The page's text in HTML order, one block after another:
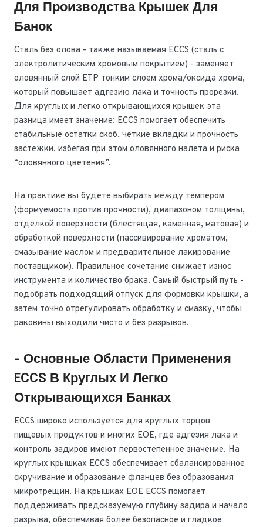
Для Производства Крышек Для
Банок
Сталь без олова - также называемая ECCS (сталь с
электролитическим хромовым покрытием) - заменяет
оловянный слой ETP тонким слоем хрома/оксида хрома,
который повышает адгезию лака и точность прорезки.
Для круглых и легко открывающихся крышек эта
разница имеет значение: ECCS помогает обеспечить
стабильные остатки скоб, четкие вкладки и прочность
застежки, избегая при этом оловянного налета и риска
“оловянного цветения”.
На практике вы будете выбирать между темпером
(формуемость против прочности), диапазоном толщины,
отделкой поверхности (блестящая, каменная, матовая) и
обработкой поверхности (пассивирование хроматом,
смазывание маслом и предварительное лакирование
поставщиком). Правильное сочетание снижает износ
инструмента и количество брака. Самый быстрый путь -
подобрать подходящий отпуск для формовки крышки, а
затем точно отрегулировать обработку и смазку, чтобы
раковины выходили чисто и без разрывов.
- Основные Области Применения
ECCS В Круглых И Легко
Открывающихся Банках
ECCS широко используется для круглых торцов
пищевых продуктов и многих EOE, где адгезия лака и
контроль задиров имеют первостепенное значение. На
круглых крышках ECCS обеспечивает сбалансированное
скручивание и образование фланцев без образования
микротрещин. На крышках EOE ECCS помогает
поддерживать предсказуемую глубину задира и начало
разрыва, обеспечивая более безопасное и гладкое